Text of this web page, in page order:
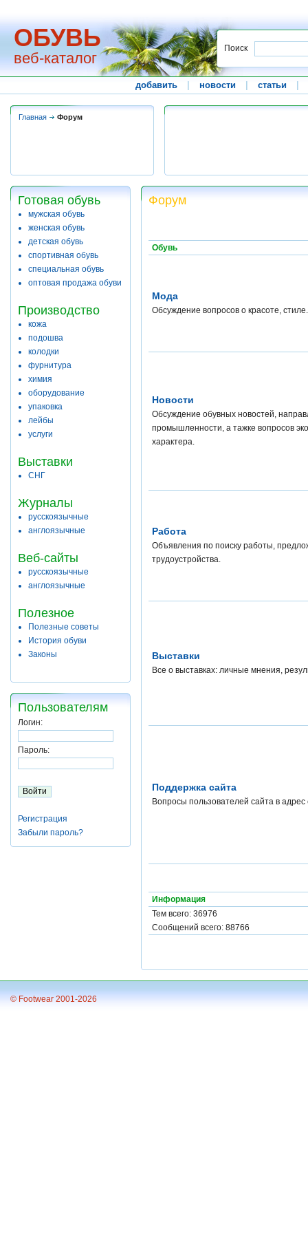
ОБУВЬ
веб-каталог
Поиск
добавить новости статьи
Главная Форум
Готовая обувь
мужская обувь
женская обувь
детская обувь
спортивная обувь
специальная обувь
оптовая продажа обуви
Производство
кожа
подошва
колодки
фурнитура
химия
оборудование
упаковка
лейбы
услуги
Выставки
СНГ
Журналы
русскоязычные
англоязычные
Веб-сайты
русскоязычные
англоязычные
Полезное
Полезные советы
История обуви
Законы
Пользователям
Логин:
Пароль:
Регистрация
Забыли пароль?
Форум
Обувь
Мода
Обсуждение вопросов о красоте,
Новости
Обсуждение обувных новостей,
промышленности, а тажке вопросов
характера.
Работа
Объявления по поиску работы,
трудоустройства.
Выставки
Все о выставках: личные мнения,
Поддержка сайта
Вопросы пользователей сайта в
Информация
Тем всего: 36976
Сообщений всего: 88766
© Footwear 2001-2026